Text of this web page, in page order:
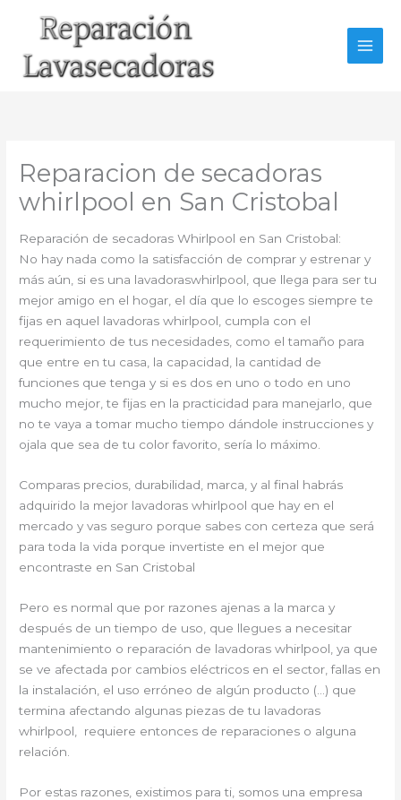
Reparacion de secadoras
whirlpool en San Cristobal
Reparación de secadoras Whirlpool en San Cristobal:
No hay nada como la satisfacción de comprar y estrenar y
más aún, si es una lavadoraswhirlpool, que llega para ser tu
mejor amigo en el hogar, el día que lo escoges siempre te
fijas en aquel lavadoras whirlpool, cumpla con el
requerimiento de tus necesidades, como el tamaño para
que entre en tu casa, la capacidad, la cantidad de
funciones que tenga y si es dos en uno o todo en uno
mucho mejor, te fijas en la practicidad para manejarlo, que
no te vaya a tomar mucho tiempo dándole instrucciones y
ojala que sea de tu color favorito, sería lo máximo.
Comparas precios, durabilidad, marca, y al final habrás
adquirido la mejor lavadoras whirlpool que hay en el
mercado y vas seguro porque sabes con certeza que será
para toda la vida porque invertiste en el mejor que
encontraste en San Cristobal
Pero es normal que por razones ajenas a la marca y
después de un tiempo de uso, que llegues a necesitar
mantenimiento o reparación de lavadoras whirlpool, ya que
se ve afectada por cambios eléctricos en el sector, fallas en
la instalación, el uso erróneo de algún producto (…) que
termina afectando algunas piezas de tu lavadoras
whirlpool, requiere entonces de reparaciones o alguna
relación.
Por estas razones, existimos para ti, somos una empresa